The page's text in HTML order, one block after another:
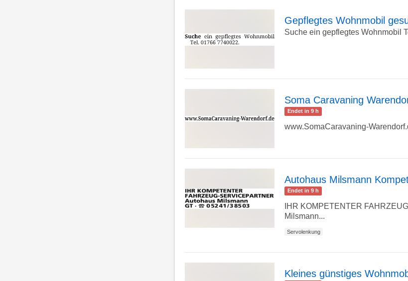
zur
Detailseite
Gepflegtes Wohnmobil
Suche ein gepflegtes Wohnmobil
zur
Detailseite
Soma Caravaning
Endet in 9 h
www.SomaCaravaning-
Autohaus Milsmann
Endet in 9 h
IHR KOMPETENTER
Milsmann...
Servolenkung
Kleines günstiges